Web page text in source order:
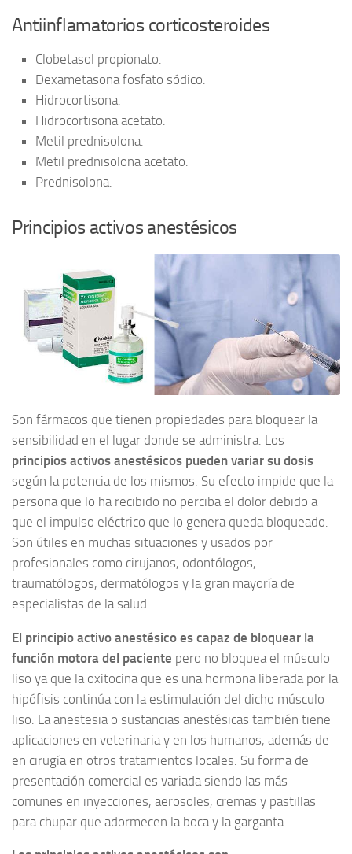
Antiinflamatorios corticosteroides
Clobetasol propionato.
Dexametasona fosfato sódico.
Hidrocortisona.
Hidrocortisona acetato.
Metil prednisolona.
Metil prednisolona acetato.
Prednisolona.
Principios activos anestésicos
Son fármacos que tienen propiedades para bloquear la
sensibilidad en el lugar donde se administra. Los
principios activos anestésicos pueden variar su dosis
según la potencia de los mismos. Su efecto impide que la
persona que lo ha recibido no perciba el dolor debido a
que el impulso eléctrico que lo genera queda bloqueado.
Son útiles en muchas situaciones y usados por
profesionales como cirujanos, odontólogos,
traumatólogos, dermatólogos y la gran mayoría de
especialistas de la salud.
El principio activo anestésico es capaz de bloquear la
función motora del paciente pero no bloquea el músculo
liso ya que la oxitocina que es una hormona liberada por la
hipófisis continúa con la estimulación del dicho músculo
liso. La anestesia o sustancias anestésicas también tiene
aplicaciones en veterinaria y en los humanos, además de
en cirugía en otros tratamientos locales. Su forma de
presentación comercial es variada siendo las más
comunes en inyecciones, aerosoles, cremas y pastillas
para chupar que adormecen la boca y la garganta.